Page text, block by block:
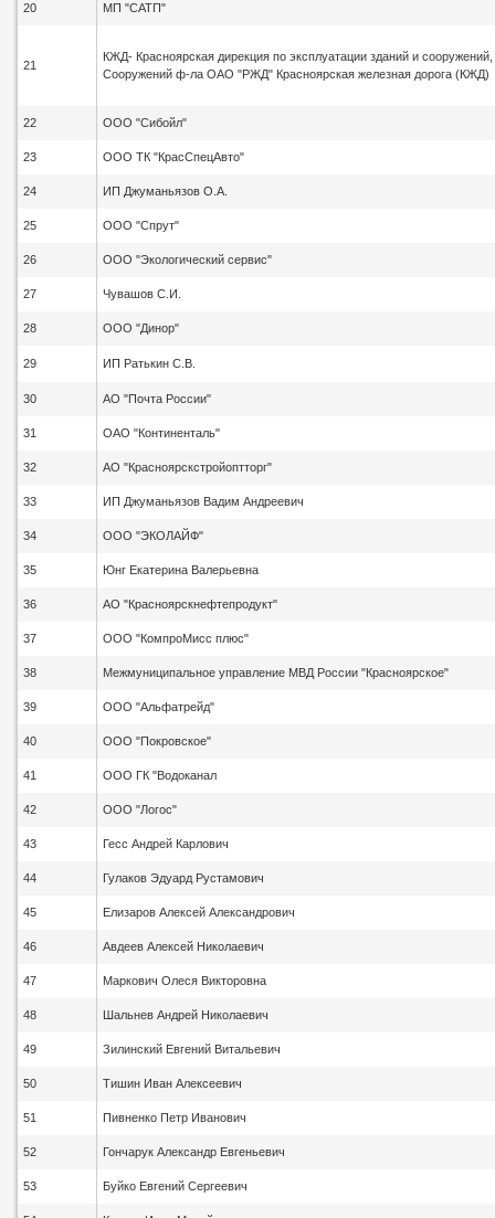
20 МП "САТП"
21
КЖД- Красноярская дирекция по эксплуатации зданий и
Сооружений ф-ла ОАО "РЖД" Красноярская железная дорога (КЖД)
22 ООО "Сибойл"
23 ООО ТК "КрасСпецАвто"
24 ИП Джуманьязов О.А.
25 ООО "Спрут"
26 ООО "Экологический сервис"
27 Чувашов С.И.
28 ООО "Динор"
29 ИП Ратькин С.В.
30 АО "Почта России"
31 ОАО "Континенталь"
32 АО "Красноярскстройоптторг"
33 ИП Джуманьязов Вадим Андреевич
34 ООО "ЭКОЛАЙФ"
35 Юнг Екатерина Валерьевна
36 АО "Красноярскнефтепродукт"
37 ООО "КомпроМисс плюс"
38 Межмуниципальное управление МВД России "Красноярское"
39 ООО "Альфатрейд"
40 ООО "Покровское"
41 ООО ГК "Водоканал
42 ООО "Логос"
43 Гесс Андрей Карлович
44 Гулаков Эдуард Рустамович
45 Елизаров Алексей Александрович
46 Авдеев Алексей Николаевич
47 Маркович Олеся Викторовна
48 Шальнев Андрей Николаевич
49 Зилинский Евгений Витальевич
50 Тишин Иван Алексеевич
51 Пивненко Петр Иванович
52 Гончарук Александр Евгеньевич
53 Буйко Евгений Сергеевич